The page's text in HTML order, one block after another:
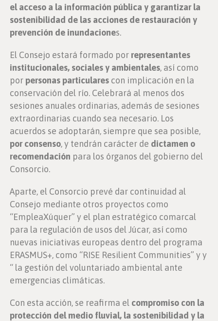
el acceso a la información pública y garantizar la
sostenibilidad de las acciones de restauración y
prevención de inundaciones.
El Consejo estará formado por representantes
institucionales, sociales y ambientales, así como
por personas particulares con implicación en la
conservación del río. Celebrará al menos dos
sesiones anuales ordinarias, además de sesiones
extraordinarias cuando sea necesario. Los
acuerdos se adoptarán, siempre que sea posible,
por consenso, y tendrán carácter de dictamen o
recomendación para los órganos del gobierno del
Consorcio.
Aparte, el Consorcio prevé dar continuidad al
Consejo mediante otros proyectos como
“EmpleaXúquer” y el plan estratégico comarcal
para la regulación de usos del Júcar, así como
nuevas iniciativas europeas dentro del programa
ERASMUS+, como “RISE Resilient Communities” y y
“ la gestión del voluntariado ambiental ante
emergencias climáticas.
Con esta acción, se reafirma el compromiso con la
protección del medio fluvial, la sostenibilidad y la